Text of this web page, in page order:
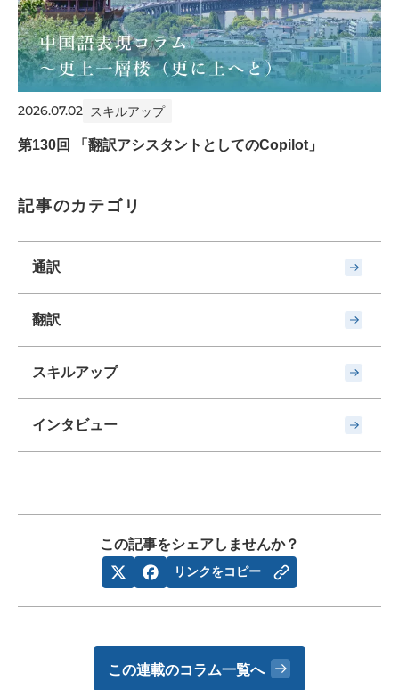
2026.07.02 スキルアップ
第130回 「翻訳アシスタントとしてのCopilot」
記事のカテゴリ
通訳
翻訳
スキルアップ
インタビュー
この記事をシェアしませんか？
リンクをコピー
この連載のコラム一覧へ